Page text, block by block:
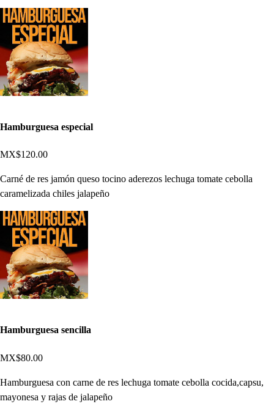
Hamburguesa especial
MX$120.00
Carné de res jamón queso tocino aderezos lechuga tomate cebolla
caramelizada chiles jalapeño
Hamburguesa sencilla
MX$80.00
Hamburguesa con carne de res lechuga tomate cebolla cocida,capsu,
mayonesa y rajas de jalapeño